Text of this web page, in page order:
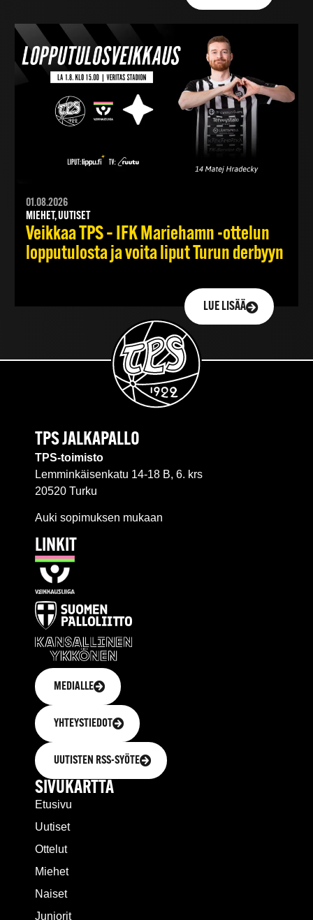
01.08.2026
MIEHET, UUTISET
Veikkaa TPS – IFK Mariehamn -ottelun
lopputulosta ja voita liput Turun derbyyn
LUE LISÄÄ
TPS JALKAPALLO
TPS-toimisto
Lemminkäisenkatu 14-18 B, 6. krs
20520 Turku
Auki sopimuksen mukaan
LINKIT
MEDIALLE
YHTEYSTIEDOT
UUTISTEN RSS-SYÖTE
SIVUKARTTA
Etusivu
Uutiset
Ottelut
Miehet
Naiset
Juniorit